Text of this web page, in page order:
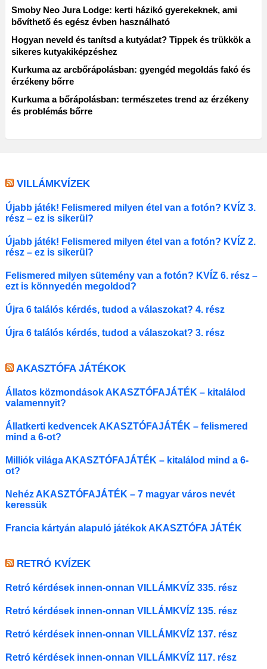
Smoby Neo Jura Lodge: kerti házikó gyerekeknek, ami
bővíthető és egész évben használható
Hogyan neveld és tanítsd a kutyádat? Tippek és trükkök a
sikeres kutyakiképzéshez
Kurkuma az arcbőrápolásban: gyengéd megoldás fakó és
érzékeny bőrre
Kurkuma a bőrápolásban: természetes trend az érzékeny
és problémás bőrre
VILLÁMKVÍZEK
Újabb játék! Felismered milyen étel van a fotón? KVÍZ 3.
rész – ez is sikerül?
Újabb játék! Felismered milyen étel van a fotón? KVÍZ 2.
rész – ez is sikerül?
Felismered milyen sütemény van a fotón? KVÍZ 6. rész –
ezt is könnyedén megoldod?
Újra 6 találós kérdés, tudod a válaszokat? 4. rész
Újra 6 találós kérdés, tudod a válaszokat? 3. rész
AKASZTÓFA JÁTÉKOK
Állatos közmondások AKASZTÓFAJÁTÉK – kitalálod
valamennyit?
Állatkerti kedvencek AKASZTÓFAJÁTÉK – felismered
mind a 6-ot?
Milliók világa AKASZTÓFAJÁTÉK – kitalálod mind a 6-
ot?
Nehéz AKASZTÓFAJÁTÉK – 7 magyar város nevét
keressük
Francia kártyán alapuló játékok AKASZTÓFA JÁTÉK
RETRÓ KVÍZEK
Retró kérdések innen-onnan VILLÁMKVÍZ 335. rész
Retró kérdések innen-onnan VILLÁMKVÍZ 135. rész
Retró kérdések innen-onnan VILLÁMKVÍZ 137. rész
Retró kérdések innen-onnan VILLÁMKVÍZ 117. rész